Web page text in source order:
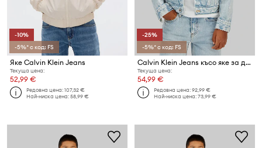
-10%
-5%* с код: FS
Яке Calvin Klein Jeans
Текуща цена:
52,99 €
Редовна цена:107,32 €
Най-ниска цена:58,99 €
-25%
-5%* с код: FS
Calvin Klein Jeans късо яке за деца от деним
Текуща цена:
54,99 €
Редовна цена:92,99 €
Най-ниска цена:73,99 €